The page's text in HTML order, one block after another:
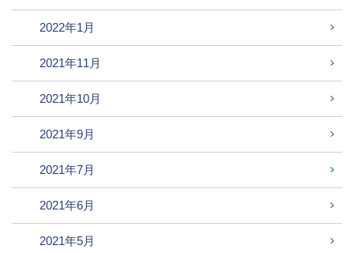
2022年1月
2021年11月
2021年10月
2021年9月
2021年7月
2021年6月
2021年5月